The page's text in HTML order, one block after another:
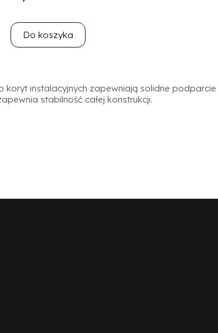
Do koszyka
koryt instalacyjnych zapewniają solidne podparcie
stabilność całej konstrukcji.